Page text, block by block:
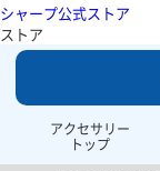
シャープ公式ストア
ストア
アクセサリー
トップ